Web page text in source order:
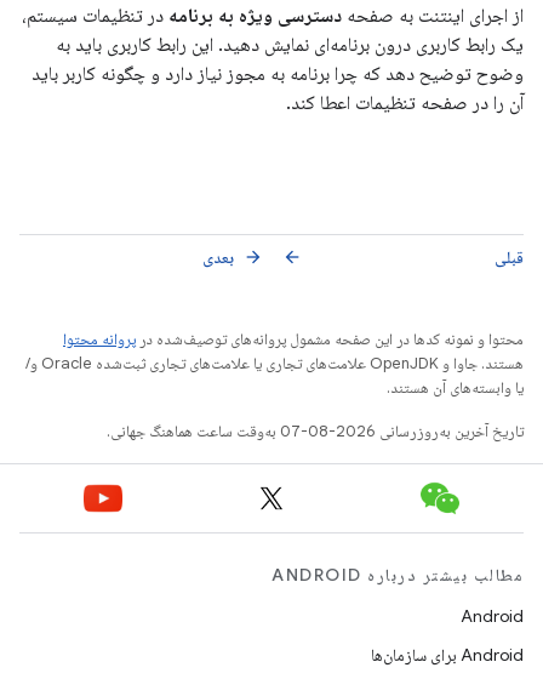
از اجرای اینتنت به صفحه دسترسی ویژه به برنامه در تنظیمات سیستم،
یک رابط کاربری درون برنامه‌ای نمایش دهید. این رابط کاربری باید به
وضوح توضیح دهد که چرا برنامه به مجوز نیاز دارد و چگونه کاربر باید
آن را در صفحه تنظیمات اعطا کند.
قبلی arrow_back بعدی arrow_forward
محتوا و نمونه کدها در این صفحه مشمول پروانه‌های توصیف‌شده در پروانه محتوا
هستند. جاوا و OpenJDK علامت‌های تجاری یا علامت‌های تجاری ثبت‌شده Oracle و/
یا وابسته‌های آن هستند.
تاریخ آخرین به‌روزرسانی 2026-08-07 به‌وقت ساعت هماهنگ جهانی.
مطالب بیشتر درباره ANDROID
Android
Android برای سازمان‌ها